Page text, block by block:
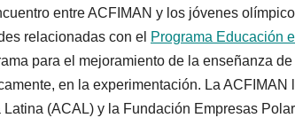
entre ACFIMAN y los jóvenes
relacionadas con el Programa Educación
para el mejoramiento de la enseñanza
en la experimentación. La
Latina (ACAL) y la Fundación Empresas